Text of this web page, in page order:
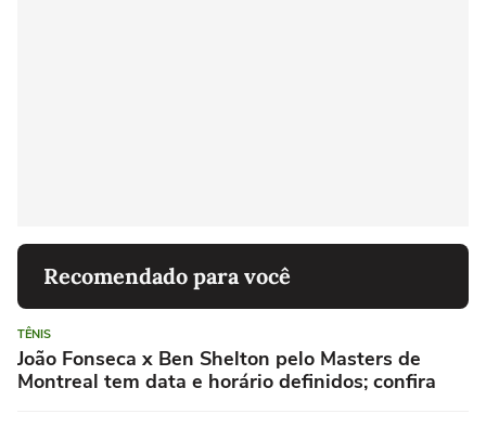
Recomendado para você
TÊNIS
João Fonseca x Ben Shelton pelo Masters de
Montreal tem data e horário definidos; confira